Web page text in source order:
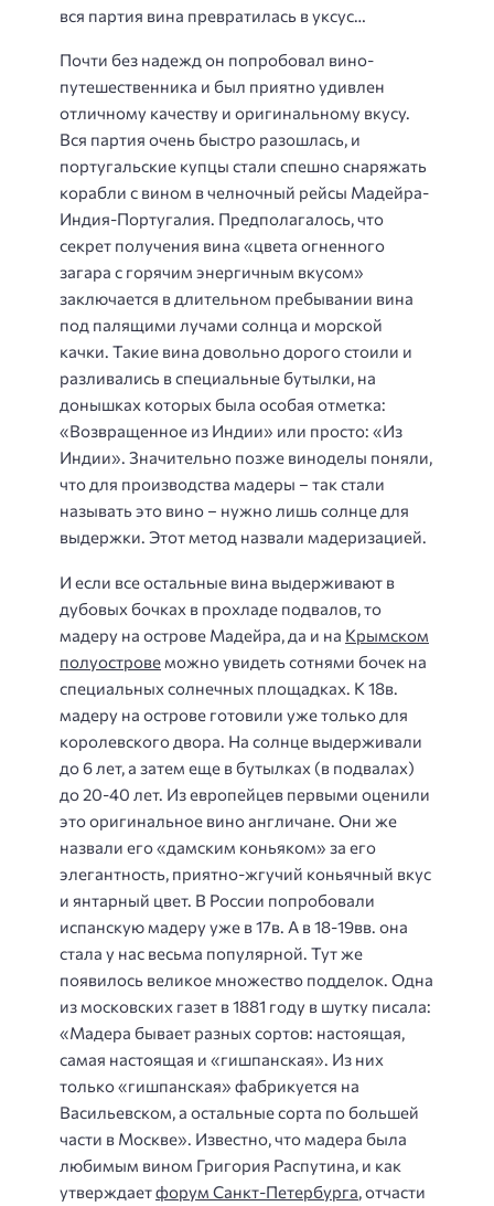
вся партия вина превратилась в уксус…
Почти без надежд он попробовал вино-
путешественника и был приятно удивлен
отличному качеству и оригинальному вкусу.
Вся партия очень быстро разошлась, и
португальские купцы стали спешно снаряжать
корабли с вином в челночный рейсы Мадейра-
Индия-Португалия. Предполагалось, что
секрет получения вина «цвета огненного
загара с горячим энергичным вкусом»
заключается в длительном пребывании вина
под палящими лучами солнца и морской
качки. Такие вина довольно дорого стоили и
разливались в специальные бутылки, на
донышках которых была особая отметка:
«Возвращенное из Индии» или просто: «Из
Индии». Значительно позже виноделы поняли,
что для производства мадеры – так стали
называть это вино – нужно лишь солнце для
выдержки. Этот метод назвали мадеризацией.
И если все остальные вина выдерживают в
дубовых бочках в прохладе подвалов, то
мадеру на острове Мадейра, да и на Крымском
полуостровеможно увидеть сотнями бочек на
специальных солнечных площадках. К 18в.
мадеру на острове готовили уже только для
королевского двора. На солнце выдерживали
до 6 лет, а затем еще в бутылках (в подвалах)
до 20-40 лет. Из европейцев первыми оценили
это оригинальное вино англичане. Они же
назвали его «дамским коньяком» за его
элегантность, приятно-жгучий коньячный вкус
и янтарный цвет. В России попробовали
испанскую мадеру уже в 17в. А в 18-19вв. она
стала у нас весьма популярной. Тут же
появилось великое множество подделок. Одна
из московских газет в 1881 году в шутку писала:
«Мадера бывает разных сортов: настоящая,
самая настоящая и «гишпанская». Из них
только «гишпанская» фабрикуется на
Васильевском, а остальные сорта по большей
части в Москве». Известно, что мадера была
любимым вином Григория Распутина, и как
утверждаетфорум Санкт-Петербурга, отчасти